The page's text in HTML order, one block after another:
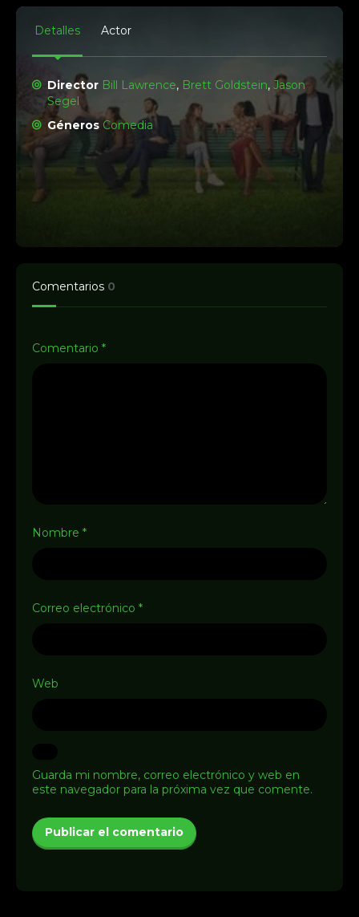
Terapia sin filtro 2x2
octubre 15, 2024
Terapia sin filtro 2x3
octubre 22, 2024
9
Terapia sin filtro 2x10
Detalles Actor
Director Bill Lawrence, Brett Goldstein,Jason
Segel
Géneros Comedia
Comentarios 0
Comentario *
Nombre *
Correo electrónico *
Web
Guarda mi nombre, correo electrónico y web en
este navegador para la próxima vez que comente.